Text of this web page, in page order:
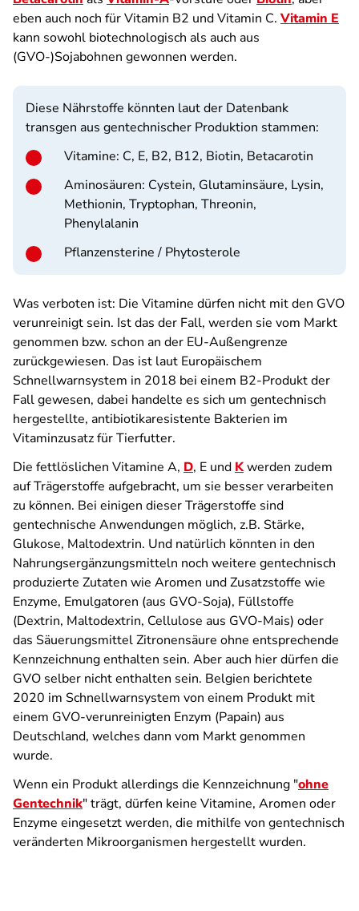
eben auch noch für Vitamin B2 und Vitamin C. Vitamin E
kann sowohl biotechnologisch als auch aus
(GVO-)Sojabohnen gewonnen werden.
Diese Nährstoffe könnten laut der Datenbank
transgen aus gentechnischer Produktion stammen:
Vitamine: C, E, B2, B12, Biotin, Betacarotin
Aminosäuren: Cystein, Glutaminsäure, Lysin,
Methionin, Tryptophan, Threonin,
Phenylalanin
Pflanzensterine / Phytosterole
Was verboten ist: Die Vitamine dürfen nicht mit den GVO
verunreinigt sein. Ist das der Fall, werden sie vom Markt
genommen bzw. schon an der EU-Außengrenze
zurückgewiesen. Das ist laut Europäischem
Schnellwarnsystem in 2018 bei einem B2-Produkt der
Fall gewesen, dabei handelte es sich um gentechnisch
hergestellte, antibiotikaresistente Bakterien im
Vitaminzusatz für Tierfutter.
Die fettlöslichen Vitamine A, D, E und Kwerden zudem
auf Trägerstoffe aufgebracht, um sie besser verarbeiten
zu können. Bei einigen dieser Trägerstoffe sind
gentechnische Anwendungen möglich, z.B. Stärke,
Glukose, Maltodextrin. Und natürlich könnten in den
Nahrungsergänzungsmitteln noch weitere gentechnisch
produzierte Zutaten wie Aromen und Zusatzstoffe wie
Enzyme, Emulgatoren (aus GVO-Soja), Füllstoffe
(Dextrin, Maltodextrin, Cellulose aus GVO-Mais) oder
das Säuerungsmittel Zitronensäure ohne entsprechende
Kennzeichnung enthalten sein. Aber auch hier dürfen die
GVO selber nicht enthalten sein. Belgien berichtete
2020 im Schnellwarnsystem von einem Produkt mit
einem GVO-verunreinigten Enzym (Papain) aus
Deutschland, welches dann vom Markt genommen
wurde.
Wenn ein Produkt allerdings die Kennzeichnung "ohne
Gentechnik" trägt, dürfen keine Vitamine, Aromen oder
Enzyme eingesetzt werden, die mithilfe von gentechnisch
veränderten Mikroorganismen hergestellt wurden.